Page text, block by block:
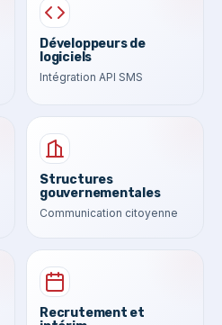
Développeurs de
logiciels
Intégration API SMS
Structures
gouvernementales
Communication citoyenne
Recrutement et